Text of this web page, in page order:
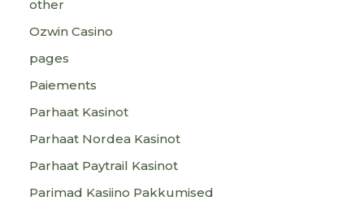
other
Ozwin Casino
pages
Paiements
Parhaat Kasinot
Parhaat Nordea Kasinot
Parhaat Paytrail Kasinot
Parimad Kasiino Pakkumised